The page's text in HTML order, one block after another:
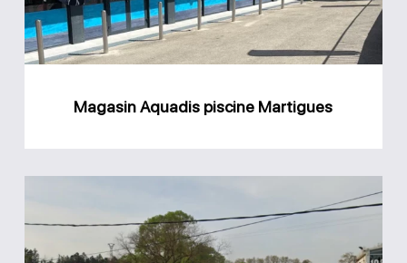
Magasin Aquadis piscine Martigues
Piscine
Inter